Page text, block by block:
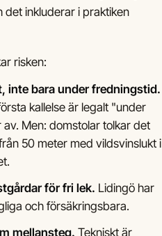
det inkluderar i praktiken
risken:
inte bara under fredningstid.
kallelse är legalt "under
Men: domstolar tolkar det
50 meter med vildsvinslukt i
för fri lek. Lidingö har
och försäkringsbara.
mellansteg. Tekniskt är